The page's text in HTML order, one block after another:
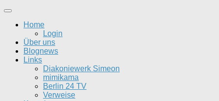
Home
Login
Über uns
Blognews
Links
Diakoniewerk Simeon
mimikama
Berlin 24 TV
Verweise